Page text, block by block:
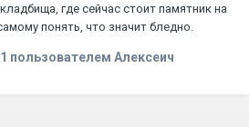
где сейчас стоит памятник на
понять, что значит бледно.
пользователем Алексеич